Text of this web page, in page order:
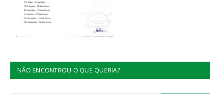
NÃO ENCONTROU O QUE QUERIA?